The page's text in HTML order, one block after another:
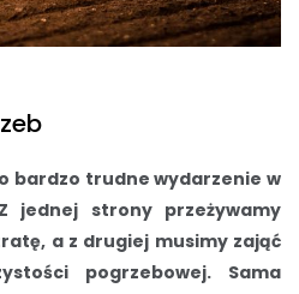
bardzo trudne wydarzenie w
jednej strony przeżywamy
a z drugiej musimy zająć
pogrzebowej. Sama